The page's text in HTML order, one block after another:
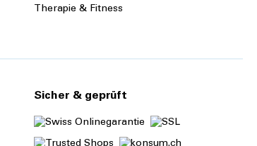
Therapie & Fitness
Sicher & geprüft